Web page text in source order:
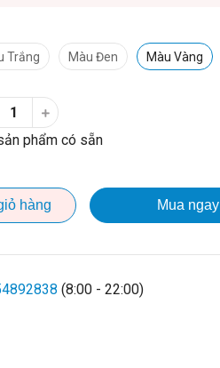
Trắng Màu Đen Màu Vàng
phẩm có sẵn
hàng Mua ngay
(8:00 - 22:00)